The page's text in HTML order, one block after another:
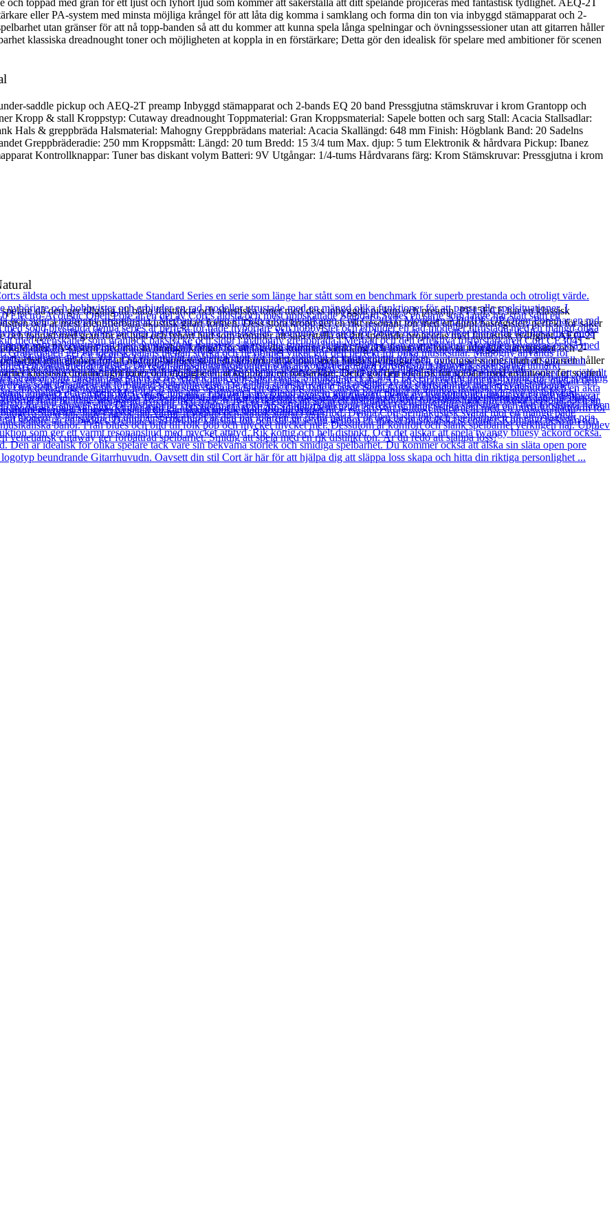
toppad med gran för ett ljust och lyhört ljud som kommer att säkerställa att ditt spelande projiceras med fantastisk tydlighet. AEQ-2T
eller PA-system med minsta möjliga krångel för att låta dig komma i samklang och forma din ton via inbyggd stämapparat och 2-
utan gränser för att nå topp-banden så att du kommer att kunna spela långa spelningar och övningssessioner utan att gitarren håller
klassiska dreadnought toner och möjligheten at koppla in en förstärkare; Detta gör den idealisk för spelare med ambitioner för scenen
saddle pickup och AEQ-2T preamp Inbyggd stämapparat och 2-bands EQ 20 band Pressgjutna stämskruvar i krom Grantopp och
Kropp & stall Kroppstyp: Cutaway dreadnought Toppmaterial: Gran Kroppsmaterial: Sapele botten och sarg Stall: Acacia Stallsadlar:
Hals & greppbräda Halsmaterial: Mahogny Greppbrädans material: Acacia Skallängd: 648 mm Finish: Högblank Band: 20 Sadelns
Greppbräderadie: 250 mm Kroppsmått: Längd: 20 tum Bredd: 15 3/4 tum Max. djup: 5 tum Elektronik & hårdvara Pickup: Ibanez
Kontrollknappar: Tuner bas diskant volym Batteri: 9V Utgångar: 1/4-tums Hårdvarans färg: Krom Stämskruvar: Pressgjutna i krom
då den ger tillgång till båda förstärkta och akustiska toner med dess inbyggda pickup och preamp. PF15ECE har en klassisk
och är mest identifierbara akustisk gitarr formen. Dess stora kropp ger en rikt resonant ton med ett djupt basregister; perfekt för säker
toppad med gran för ett ljust och lyhört ljud som kommer att säkerställa att ditt spelande projiceras med fantastisk tydlighet. AEQ-2T
eller PA-system med minsta möjliga krångel för att låta dig komma i samklang och forma din ton via inbyggd stämapparat och 2-
utan gränser för att nå topp-banden så att du kommer att kunna spela långa spelningar och övningssessioner utan att gitarren håller
klassiska dreadnought toner och möjligheten at koppla in en förstärkare; Detta gör den idealisk för spelare med ambitioner för scenen